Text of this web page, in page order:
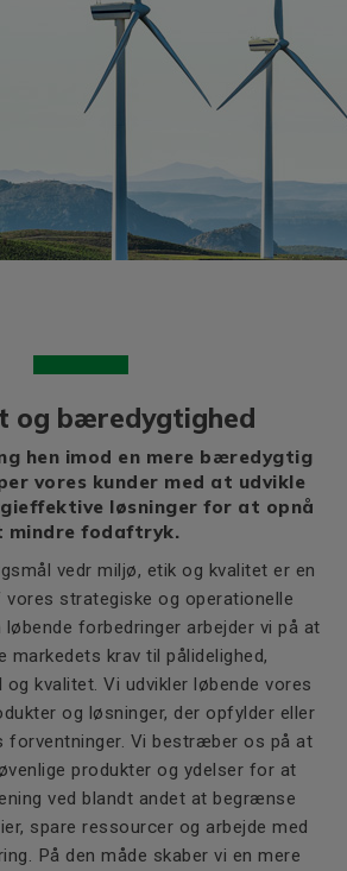
og bæredygtighed
hen imod en mere bæredygtig
vores kunder med at udvikle
løsninger for at opnå
mindre fodaftryk.
vedr miljø, etik og kvalitet er en
strategiske og operationelle
løbende forbedringer arbejder vi på at
markedets krav til pålidelighed,
og kvalitet. Vi udvikler løbende vores
og løsninger, der opfylder eller
forventninger. Vi bestræber os på at
produkter og ydelser for at
ved blandt andet at begrænse
spare ressourcer og arbejde med
På den måde skaber vi en mere